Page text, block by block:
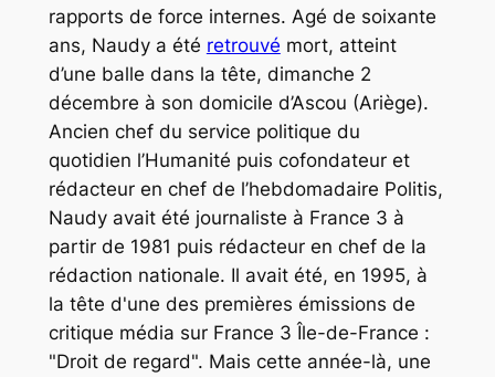
rapports de force internes. Agé de soixante
ans, Naudy a été retrouvé mort, atteint
d’une balle dans la tête, dimanche 2
décembre à son domicile d’Ascou (Ariège).
Ancien chef du service politique du
quotidien l’Humanité puis cofondateur et
rédacteur en chef de l’hebdomadaire Politis,
Naudy avait été journaliste à France 3 à
partir de 1981 puis rédacteur en chef de la
rédaction nationale. Il avait été, en 1995, à
la tête d'une des premières émissions de
critique média sur France 3 Île-de-France :
"Droit de regard". Mais cette année-là, une